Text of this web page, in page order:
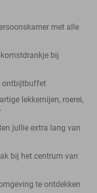
met alle
bij
ontbijtbuffet
lekkernijen, roerei,
jullie extra lang van
bij het centrum van
te ontdekken